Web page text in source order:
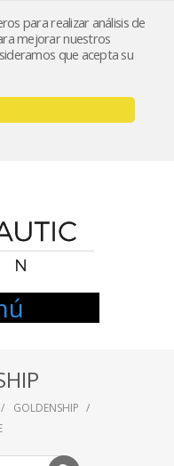
para realizar análisis de
mejorar nuestros
que acepta su
GOLDENSHIP